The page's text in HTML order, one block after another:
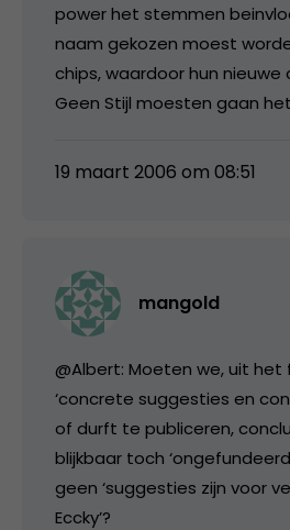
power het stemmen
naam gekozen moest
chips, waardoor hun nieuwe
Geen Stijl moesten gaan
19 maart 2006 om 08:51
mangold
@Albert: Moeten we, uit
‘concrete suggesties en
of durft te publiceren,
blijkbaar toch
geen ‘suggesties zijn voor
Eccky’?